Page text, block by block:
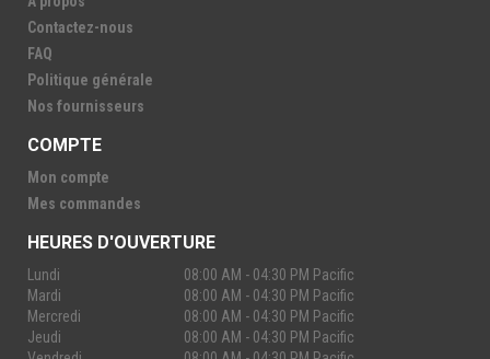
Contactez-nous
FAQ
Politique générale
Nos fournisseurs
COMPTE
Mon compte
Mes commandes
HEURES D'OUVERTURE
Lundi
08:00 AM - 04:30 PM Pacific
Mardi
08:00 AM - 04:30 PM Pacific
Mercredi
08:00 AM - 04:30 PM Pacific
Jeudi
08:00 AM - 04:30 PM Pacific